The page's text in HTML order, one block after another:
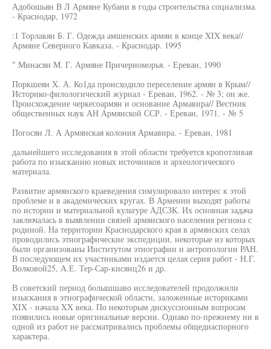
Адобошьян В Л Армяне Кубани в годы строительства социализма.
- Краснодар, 1972
:1 Торлакян Б. Г. Одежда амшенских армян в конце XIX века//
Армяне Северного Кавказа. - Краснодар. 1995
" Мннасян М. Г. Армяне Причерноморья. - Ереван, 1990
Поркшеян X. А. Ко1да происходило переселение армян в Крым//
Историко-филологический журнал - Ереван, 1962. - № 3; он же.
Происхождение черкесоармян и основание Армавира// Вестник
общественных наук АН Армянской ССР. - Ереван, 1971. - № 5
Погосян Л. А Армянская колония Армавира. - Ереван, 1981
дальнейшего исследования в этой области требуется кропотливая
работа по изысканию новых источников и археологического
материала.
Развитие армянского краеведения симулировало интерес к этой
проблеме и в академических кругах. В Армении выходят работы
по истории и материальной культуре АДСЗК. Их основная задача
заключалась в выявлении связей армянского населения региона с
родиной. На территории Краснодарского края в армянских селах
проводились этнографические экспедиции, некоторые из которых
были организованы Институтом этнографии и антропологии РАН.
В последующем их участниками издается целая серия работ - Н.Г.
Волковой25, А.Е. Тер-Сар-кисянц26 и др.
В советский период болышшаво исследователей продолжили
изыскания в этнографической области, заложенные историками
XIX - начала XX века. По некоторым дискуссионным вопросам
появились новые оригинальные версии. Однако по-прежнему ни в
одной из работ не рассматривались проблемы общедиаспорного
характера.